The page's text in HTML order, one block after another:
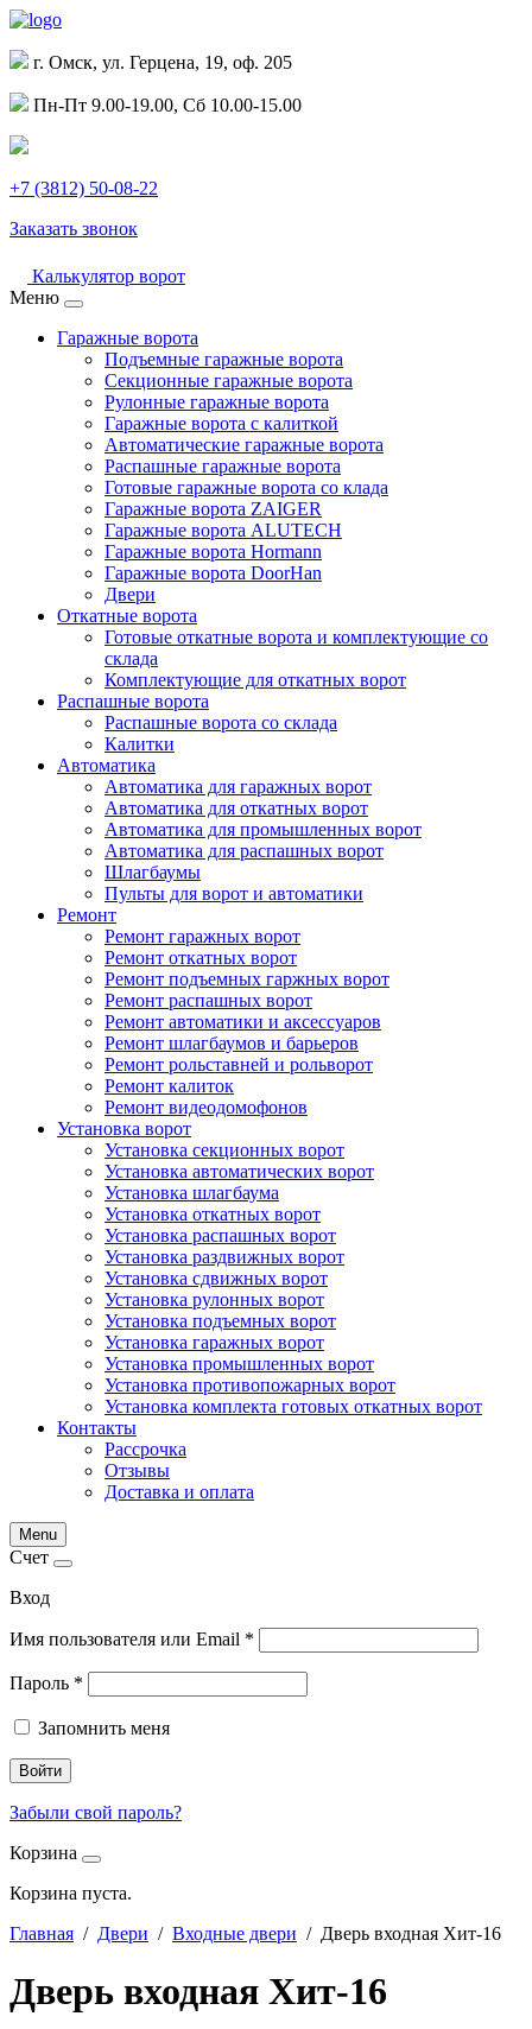
г. Омск, ул. Герцена, 19, оф. 205
Пн-Пт 9.00-19.00, Сб 10.00-15.00
+7 (3812) 50-08-22
Заказать звонок
Калькулятор ворот
Меню
Гаражные ворота
Подъемные гаражные ворота
Секционные гаражные ворота
Рулонные гаражные ворота
Гаражные ворота с калиткой
Автоматические гаражные ворота
Распашные гаражные ворота
Готовые гаражные ворота со клада
Гаражные ворота ZAIGER
Гаражные ворота ALUTECH
Гаражные ворота Hormann
Гаражные ворота DoorHan
Двери
Откатные ворота
Готовые откатные ворота и комплектующие со
склада
Комплектующие для откатных ворот
Распашные ворота
Распашные ворота со склада
Калитки
Автоматика
Автоматика для гаражных ворот
Автоматика для откатных ворот
Автоматика для промышленных ворот
Автоматика для распашных ворот
Шлагбаумы
Пульты для ворот и автоматики
Ремонт
Ремонт гаражных ворот
Ремонт откатных ворот
Ремонт подъемных гаржных ворот
Ремонт распашных ворот
Ремонт автоматики и аксессуаров
Ремонт шлагбаумов и барьеров
Ремонт рольставней и рольворот
Ремонт калиток
Ремонт видеодомофонов
Установка ворот
Установка секционных ворот
Установка автоматических ворот
Установка шлагбаума
Установка откатных ворот
Установка распашных ворот
Установка раздвижных ворот
Установка сдвижных ворот
Установка рулонных ворот
Установка подъемных ворот
Установка гаражных ворот
Установка промышленных ворот
Установка противопожарных ворот
Установка комплекта готовых откатных ворот
Контакты
Рассрочка
Отзывы
Доставка и оплата
Menu
Счет
Вход
Имя пользователя или Email *
Пароль *
Запомнить меня
Войти
Забыли свой пароль?
Корзина
Корзина пуста.
Главная / Двери / Входные двери / Дверь входная Хит-16
Дверь входная Хит-16